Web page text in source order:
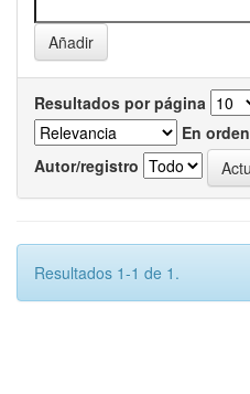
Resultados por página
En orden
Autor/registro
Resultados 1-1 de 1.